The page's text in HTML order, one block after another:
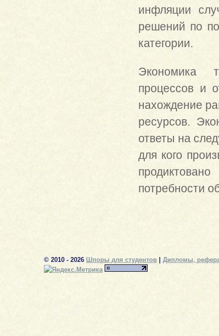
инфляции
решений по
категории.
Экономика
процессов и
нахождение
ресурсов.
ответы на
для кого
потребности
© 2010 - 2026 Шпоры для студентов Дипломы,